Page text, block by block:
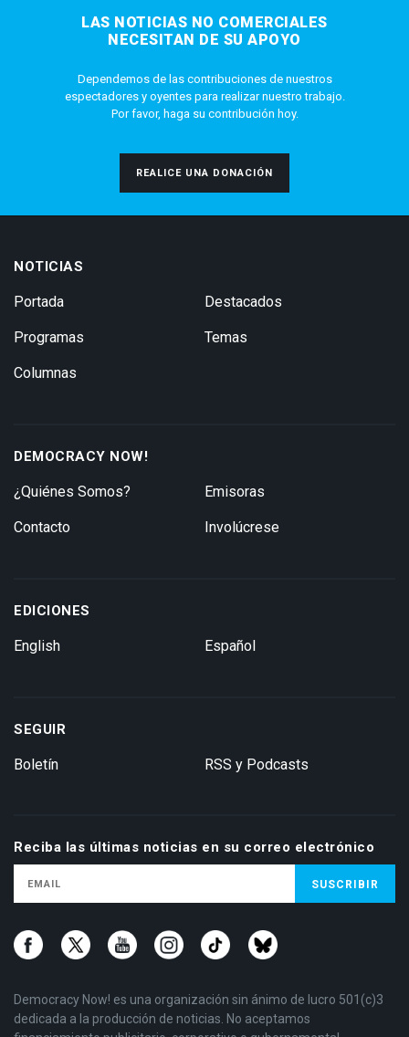
LAS NOTICIAS NO COMERCIALES
NECESITAN DE SU APOYO
Dependemos de las contribuciones de nuestros
espectadores y oyentes para realizar nuestro trabajo.
Por favor, haga su contribución hoy.
REALICE UNA DONACIÓN
NOTICIAS
Portada
Programas
Columnas
Destacados
Temas
DEMOCRACY NOW!
¿Quiénes Somos?
Contacto
Emisoras
Involúcrese
EDICIONES
English Español
SEGUIR
Boletín RSS y Podcasts
Reciba las últimas noticias en su correo electrónico
Democracy Now! es una organización sin ánimo de lucro 501(c)3
dedicada a la producción de noticias. No aceptamos